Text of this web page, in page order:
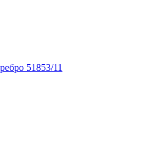
51853/11